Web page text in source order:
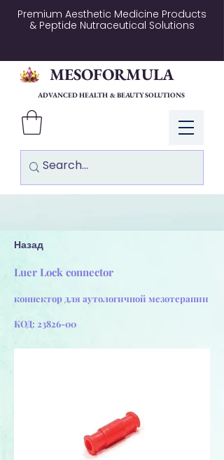
Premium Aesthetic Medicine Products
& Peptide Nutraceutical Solutions
Log In
MESOFORMULA
ADVANCED HEALTH & BEAUTY SOLUTIONS
Назад
Luer Lock connector
коннектор для аутологичной мезотерапии
КОД: 23826-00